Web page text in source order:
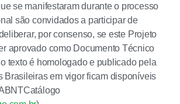
se manifestaram durante o processo
são convidados a participar de
por consenso, se este Projeto
aprovado como Documento Técnico
texto é homologado e publicado pela
Brasileiras em vigor ficam disponíveis